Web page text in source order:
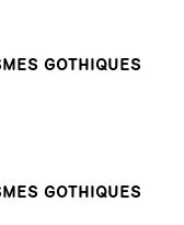
GOTHIQUES
GOTHIQUES